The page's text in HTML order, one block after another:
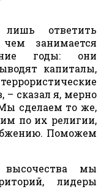
ответить
занимается
годы: они
капиталы,
– сказал я, мерно
сделаем то же,
по их религии,
Поможем
мы
лидеры